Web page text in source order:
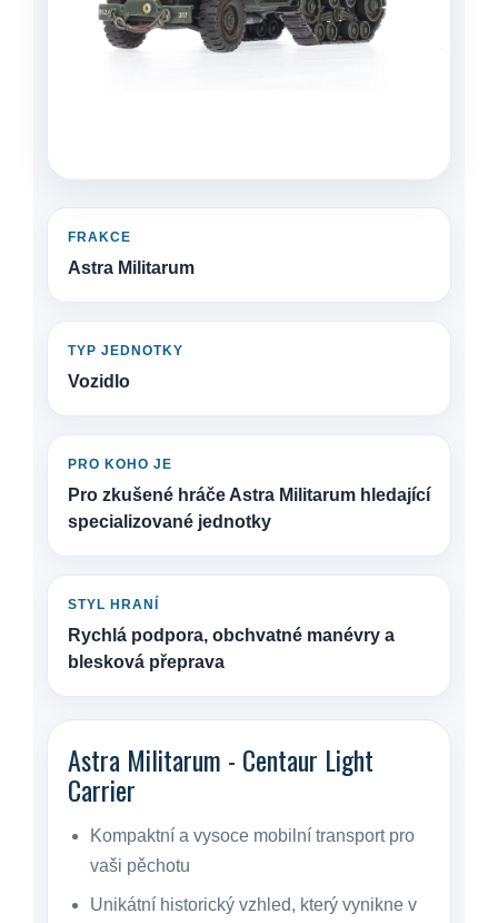
FRAKCE
Astra Militarum
TYP JEDNOTKY
Vozidlo
PRO KOHO JE
Pro zkušené hráče Astra Militarum hledající
specializované jednotky
STYL HRANÍ
Rychlá podpora, obchvatné manévry a
blesková přeprava
Astra Militarum - Centaur Light
Carrier
Kompaktní a vysoce mobilní transport pro
vaši pěchotu
Unikátní historický vzhled, který vynikne v